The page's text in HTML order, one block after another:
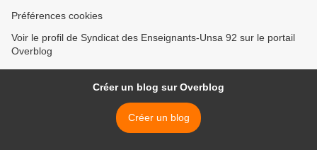
Préférences cookies
Voir le profil de Syndicat des Enseignants-Unsa 92 sur le portail
Overblog
Créer un blog sur Overblog
Créer un blog